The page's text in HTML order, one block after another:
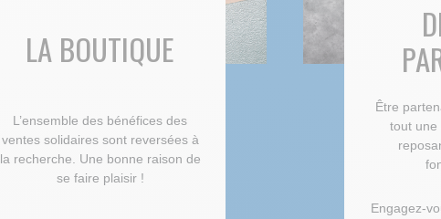
LA BOUTIQUE
L’ensemble des bénéfices des
ventes solidaires sont reversées à
la recherche. Une bonne raison de
se faire plaisir !
Être
tout une
Engagez-